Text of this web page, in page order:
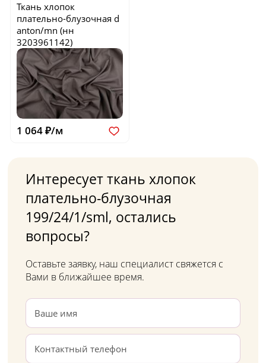
Ткань хлопок
плательно-блузочнаяd
anton/mn (нн
3203961142)
1 064 ₽/м
Интересует ткань хлопок
плательно-блузочная
199/24/1/sml, остались
вопросы?
Оставьте заявку, наш специалист свяжется с
Вами в ближайшее время.